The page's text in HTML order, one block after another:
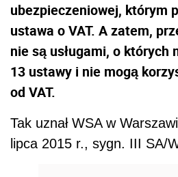
ubezpieczeniowej, którym
ustawa o VAT. A zatem,
nie są usługami, o których
13 ustawy i nie mogą
od VAT.
Tak uznał WSA w
lipca 2015 r., sygn. III SA/